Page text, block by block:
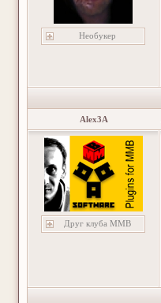
Необукер
Alex3A
Друг клуба ММВ